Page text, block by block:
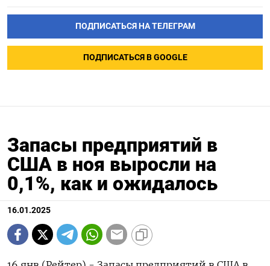
ПОДПИСАТЬСЯ НА ТЕЛЕГРАМ
ПОДПИСАТЬСЯ В GOOGLE
Запасы предприятий в
США в ноя выросли на
0,1%, как и ожидалось
16.01.2025